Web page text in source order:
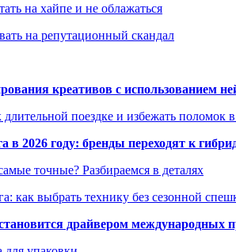
на хайпе и не облажаться
на репутационный скандал
креативов с использованием
поездке и избежать поломок
2026 году: бренды переходят к
точные? Разбираемся в деталях
как выбрать технику без сезонной
драйвером международных